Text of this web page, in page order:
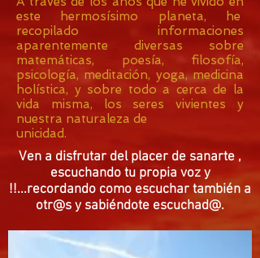
este hermosísimo planeta, he
recopilado informaciones
aparentemente diversas sobre
matemáticas, poesía, filosofía,
psicología, meditación, yoga, medicina
holística, y sobre todo a cerca de la
vida misma, los seres vivientes y
nuestra naturaleza de
unicidad.
Ven a disfrutar del placer de sanarte ,
escuchando tu propia voz y
!!...recordando como escuchar también a
otr@s y sabiéndote escuchad@.